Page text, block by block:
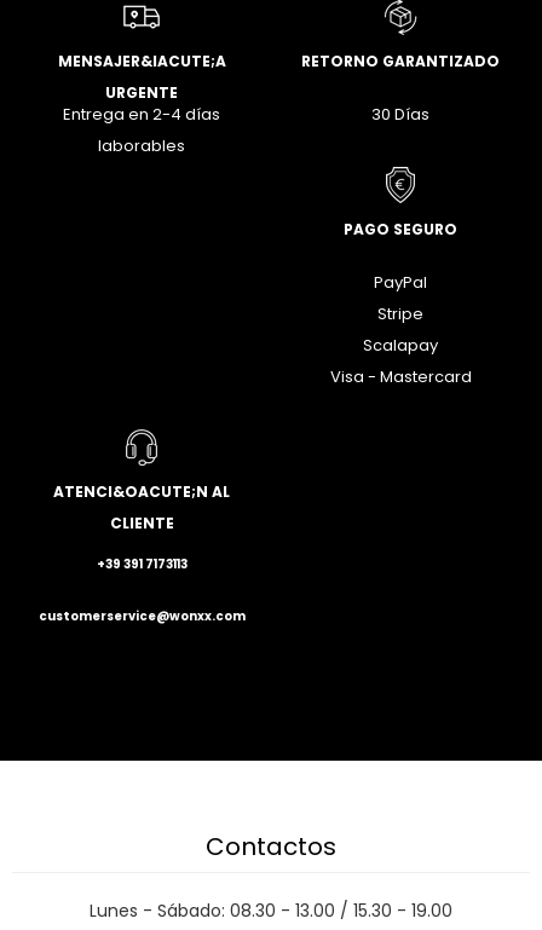
MENSAJER&IACUTE;A
URGENTE
Entrega en 2-4 días
laborables
RETORNO GARANTIZADO
30 Días
PAGO SEGURO
PayPal
Stripe
Scalapay
Visa - Mastercard
ATENCI&OACUTE;N AL
CLIENTE
+39 391 7173113
customerservice@wonxx.com
Contactos
Lunes - Sábado: 08.30 - 13.00 / 15.30 - 19.00